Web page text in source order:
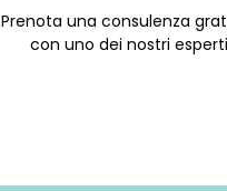
Prenota una consulenza
con uno dei nostri esperti